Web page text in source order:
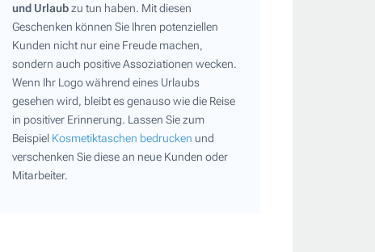
und Urlaubzu tun haben. Mit diesen
Geschenken können Sie Ihren potenziellen
Kunden nicht nur eine Freude machen,
sondern auch positive Assoziationen wecken.
Wenn Ihr Logo während eines Urlaubs
gesehen wird, bleibt es genauso wie die Reise
in positiver Erinnerung. Lassen Sie zum
Beispiel Kosmetiktaschen bedrucken und
verschenken Sie diese an neue Kunden oder
Mitarbeiter.